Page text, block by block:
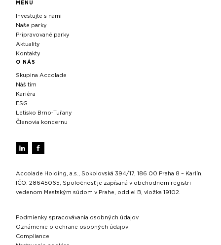
MENU
Investujte s nami
Naše parky
Pripravované parky
Aktuality
Kontakty
O NÁS
Skupina Accolade
Náš tím
Kariéra
ESG
Letisko Brno‑Tuřany
Členovia koncernu
Accolade Holding, a.s., Sokolovská 394/17, 186 00 Praha 8 – Karlín,
IČO: 28645065, Spoločnosť je zapísaná v obchodnom registri
vedenom Mestským súdom v Prahe, oddiel B, vložka 19102.
Podmienky spracovávania osobných údajov
Oznámenie o ochrane osobných údajov
Compliance